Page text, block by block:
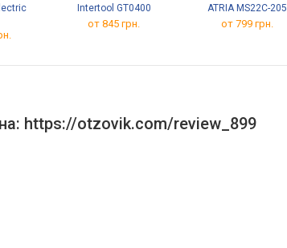
Intertool GT0400
от 845 грн.
ATRIA MS22C-205
от 799 грн.
https://otzovik.com/review_899